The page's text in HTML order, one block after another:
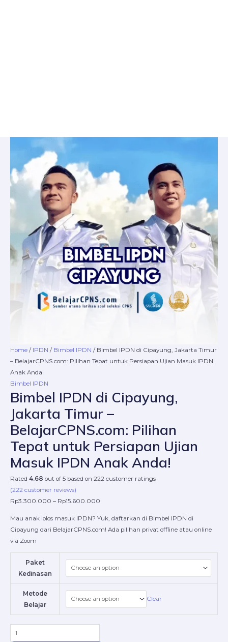
Home / IPDN / Bimbel IPDN / Bimbel IPDN di Cipayung, Jakarta Timur
– BelajarCPNS.com: Pilihan Tepat untuk Persiapan Ujian Masuk IPDN
Anak Anda!
Bimbel IPDN
Bimbel IPDN di Cipayung,
Jakarta Timur –
BelajarCPNS.com: Pilihan
Tepat untuk Persiapan Ujian
Masuk IPDN Anak Anda!
Rated 4.68 out of 5 based on 222 customer ratings
(222 customer reviews)
Rp3.300.000 – Rp15.600.000
Mau anak lolos masuk IPDN? Yuk, daftarkan di Bimbel IPDN di
Cipayung dari BelajarCPNS.com! Ada pilihan privat offline atau online
via Zoom
Paket
Kedinasan
Metode
Belajar
Clear
Cipayung,
Jakarta
Timur
-
BelajarCPNS.com:
Pilihan
Tepat
untuk
Persiapan
Ujian